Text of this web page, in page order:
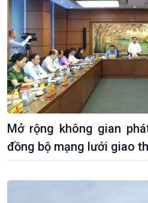
Mở rộng không gian
đồng bộ mạng lưới giao